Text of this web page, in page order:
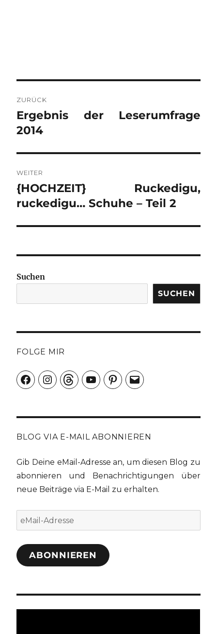
ZURÜCK
Vorheriger
Beitrag:
Ergebnis der Leserumfrage
2014
WEITER
Nächster
Beitrag:
{HOCHZEIT} Ruckedigu,
ruckedigu… Schuhe – Teil 2
Suchen
SUCHEN
FOLGE MIR
FacebookInstagramThreadsYouTubePinterest
E-
Mail
BLOG VIA E-MAIL ABONNIEREN
Gib Deine eMail-Adresse an, um diesen Blog zu
abonnieren und Benachrichtigungen über
neue Beiträge via E-Mail zu erhalten.
eMail-
Adresse
ABONNIEREN